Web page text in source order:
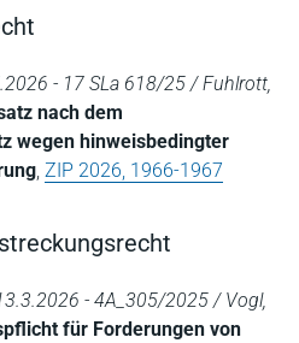
- 17 SLa 618/25 / Fuhlrott,
nach dem
wegen hinweisbedingter
, ZIP 2026, 1966-1967
- 4A_305/2025 / Vogl,
für Forderungen von